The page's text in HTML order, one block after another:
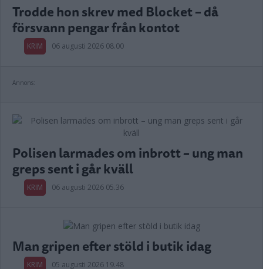
Trodde hon skrev med Blocket – då
försvann pengar från kontot
KRIM 06 augusti 2026 08.00
Annons:
Polisen larmades om inbrott – ung man
greps sent i går kväll
KRIM 06 augusti 2026 05.36
Man gripen efter stöld i butik idag
KRIM 05 augusti 2026 19.48